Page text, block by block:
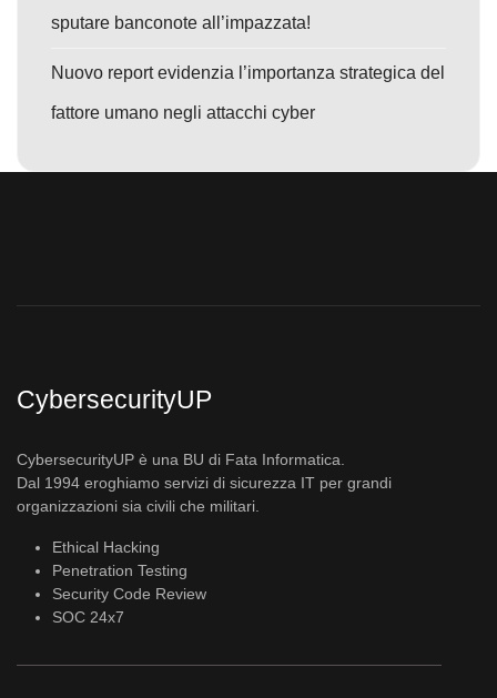
sputare banconote all’impazzata!
Nuovo report evidenzia l’importanza strategica del
fattore umano negli attacchi cyber
CybersecurityUP
CybersecurityUP è una BU di Fata Informatica.
Dal 1994 eroghiamo servizi di sicurezza IT per grandi
organizzazioni sia civili che militari.
Ethical Hacking
Penetration Testing
Security Code Review
SOC 24x7